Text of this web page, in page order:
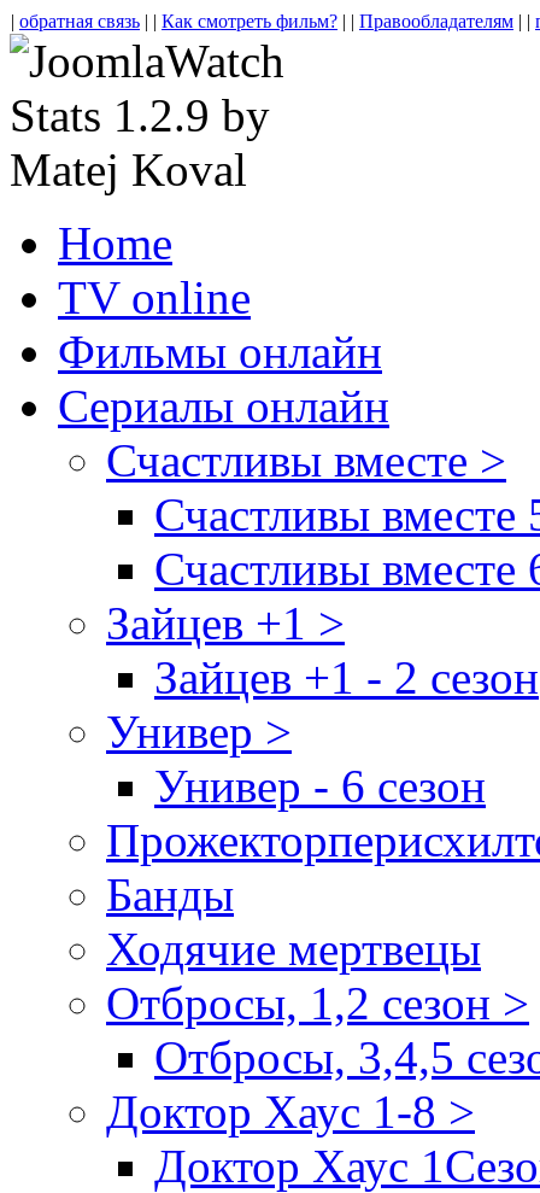
| обратная связь | | Как смотреть фильм? | | Правообладателям | |
Home
TV online
Фильмы онлайн
Сериалы онлайн
Счастливы вместе >
Счастливы вместе
Счастливы вместе
Зайцев +1 >
Зайцев +1 - 2 сезон
Универ >
Универ - 6 сезон
Банды
Ходячие мертвецы
Отбросы, 1,2 сезон >
Отбросы, 3,4,5
Доктор Хаус 1-8 >
Доктор Хаус